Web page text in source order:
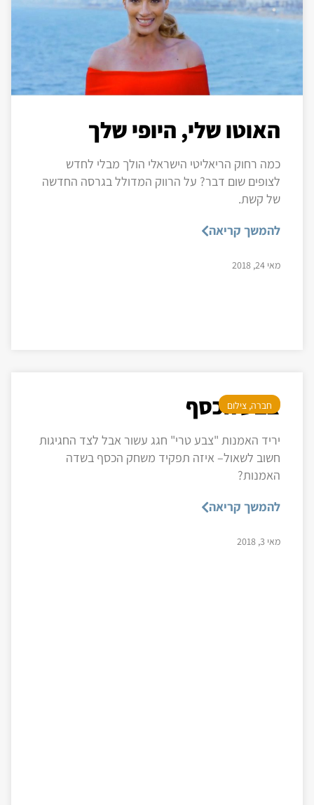
האוטו שלי, היופי שלך
כמה רחוק הריאליטי הישראלי הולך מבלי לחדש
לצופים שום דבר? על הרווק המדולל בגרסה החדשה
של קשת.
להמשך קריאה
מאי 24, 2018
חברה, צילום
צבע הכסף
יריד האמנות "צבע טרי" חגג עשור אבל לצד החגיגות
חשוב לשאול– איזה תפקיד משחק הכסף בשדה
האמנות?
להמשך קריאה
מאי 3, 2018